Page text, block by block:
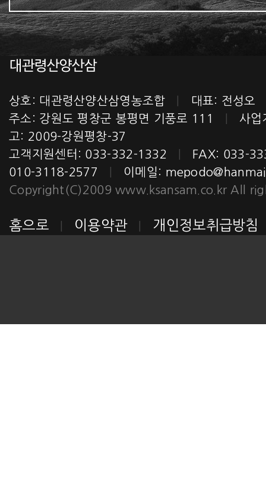
상호: 대관령산양산삼영농조합
대표: 전성
주소: 강원도 평창군 봉평면 기풍로 111
사업
고: 2009-강원평창-37
고객지원센터: 033-332-1332
FAX: 033-
010-3118-2577
이메일:
Copyright(C)2009 www.ksansam.co.kr All
홈으로 이용약관 개인정보취급방침